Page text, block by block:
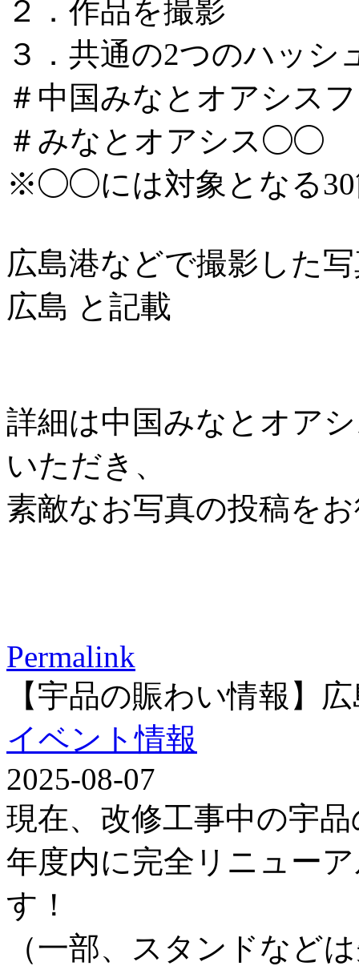
２．作品を撮影
３．共通の2つのハッシ
＃中国みなとオアシス
＃みなとオアシス◯◯
※◯◯には対象となる30
広島港などで撮影した
広島 と記載
詳細は中国みなとオア
いただき、
素敵なお写真の投稿を
Permalink
【宇品の賑わい情報】
イベント情報
2025-08-07
現在、改修工事中の宇
年度内に完全リニュー
す！
（一部、スタンドなど